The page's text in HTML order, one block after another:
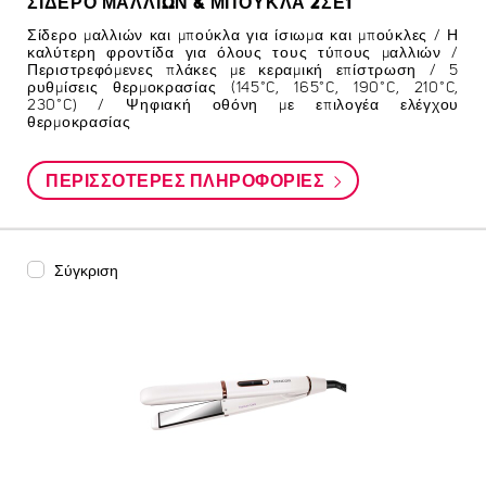
Σίδερο μαλλιών και μπούκλα για ίσιωμα και μπούκλες / Η
καλύτερη φροντίδα για όλους τους τύπους μαλλιών /
Περιστρεφόμενες πλάκες με κεραμική επίστρωση / 5
ρυθμίσεις θερμοκρασίας (145°C, 165°C, 190°C, 210°C,
230°C) / Ψηφιακή οθόνη με επιλογέα ελέγχου
θερμοκρασίας
ΠΕΡΙΣΣΌΤΕΡΕΣ ΠΛΗΡΟΦΟΡΊΕΣ
Σύγκριση